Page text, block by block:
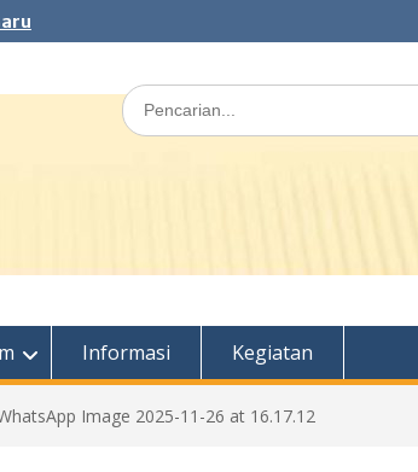
Search
for:
Informasi Kegiatan
Image 2025-11-26 at 16.17.12